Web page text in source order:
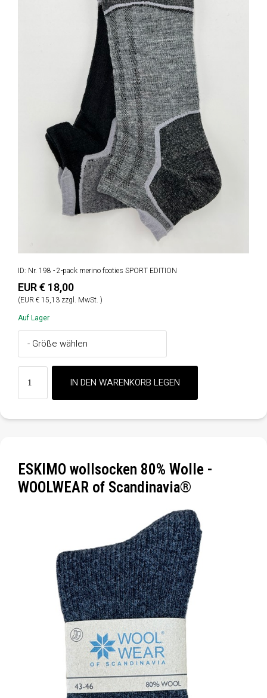
ID: Nr. 198 - 2-pack merino footies SPORT EDITION
EUR € 18,00
(EUR € 15,13 zzgl. MwSt. )
Auf Lager
ESKIMO wollsocken 80% Wolle -
WOOLWEAR of Scandinavia®